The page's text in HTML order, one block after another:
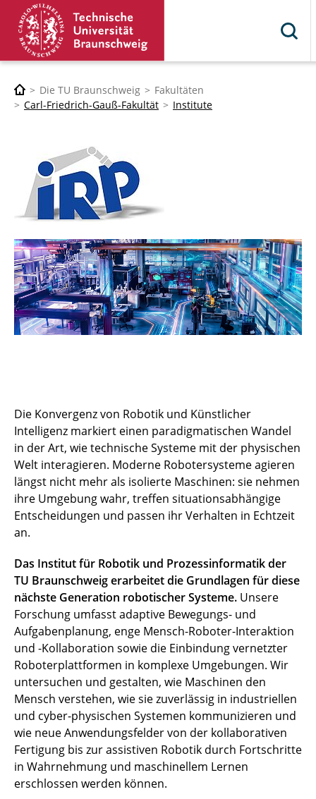
Die TU Braunschweig
Fakultäten
Carl-Friedrich-Gauß-Fakultät
Institute
Die Konvergenz von Robotik und Künstlicher
Intelligenz markiert einen paradigmatischen Wandel
in der Art, wie technische Systeme mit der physischen
Welt interagieren. Moderne Robotersysteme agieren
längst nicht mehr als isolierte Maschinen: sie nehmen
ihre Umgebung wahr, treffen situationsabhängige
Entscheidungen und passen ihr Verhalten in Echtzeit
an.
Das Institut für Robotik und Prozessinformatik der
TU Braunschweig erarbeitet die Grundlagen für diese
nächste Generation robotischer Systeme. Unsere
Forschung umfasst adaptive Bewegungs- und
Aufgabenplanung, enge Mensch-Roboter-Interaktion
und -Kollaboration sowie die Einbindung vernetzter
Roboterplattformen in komplexe Umgebungen. Wir
untersuchen und gestalten, wie Maschinen den
Mensch verstehen, wie sie zuverlässig in industriellen
und cyber-physischen Systemen kommunizieren und
wie neue Anwendungsfelder von der kollaborativen
Fertigung bis zur assistiven Robotik durch Fortschritte
in Wahrnehmung und maschinellem Lernen
erschlossen werden können.